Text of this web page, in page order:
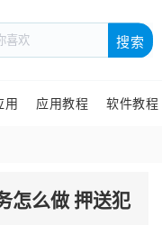
搜索
用 应用教程 软件教程
怎么做 押送犯